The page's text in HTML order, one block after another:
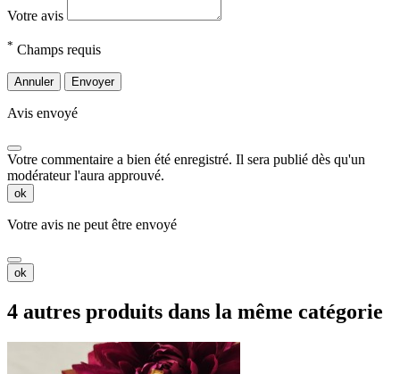
Votre avis
* Champs requis
Annuler Envoyer
Avis envoyé
Votre commentaire a bien été enregistré. Il sera publié dès qu'un
modérateur l'aura approuvé.
ok
Votre avis ne peut être envoyé
ok
4 autres produits dans la même catégorie